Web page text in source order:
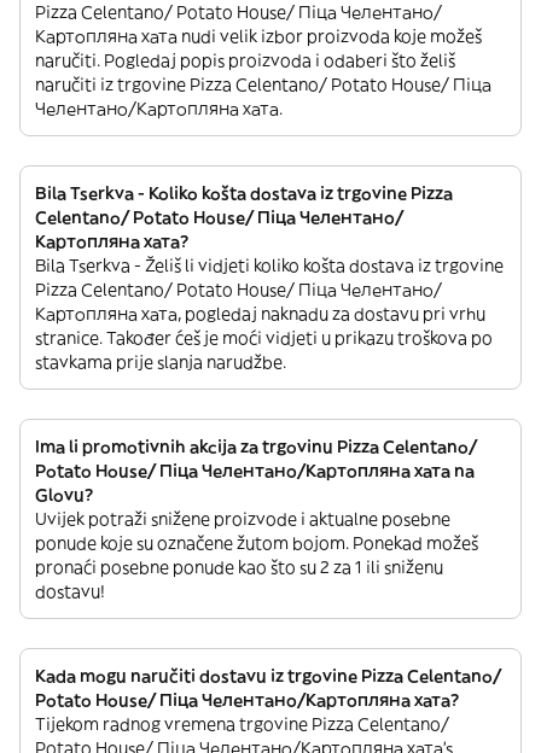
Pizza Celentano/ Potato House/ Піца Челентано/
Картопляна хата nudi velik izbor proizvoda koje možeš
naručiti. Pogledaj popis proizvoda i odaberi što želiš
naručiti iz trgovine Pizza Celentano/ Potato House/ Піца
Челентано/Картопляна хата.
Bila Tserkva - Koliko košta dostava iz trgovine Pizza
Celentano/ Potato House/ Піца Челентано/
Картопляна хата?
Bila Tserkva - Želiš li vidjeti koliko košta dostava iz trgovine
Pizza Celentano/ Potato House/ Піца Челентано/
Картопляна хата, pogledaj naknadu za dostavu pri vrhu
stranice. Također ćeš je moći vidjeti u prikazu troškova po
stavkama prije slanja narudžbe.
Ima li promotivnih akcija za trgovinu Pizza Celentano/
Potato House/ Піца Челентано/Картопляна хата na
Glovu?
Uvijek potraži snižene proizvode i aktualne posebne
ponude koje su označene žutom bojom. Ponekad možeš
pronaći posebne ponude kao što su 2 za 1 ili sniženu
dostavu!
Kada mogu naručiti dostavu iz trgovine Pizza Celentano/
Potato House/ Піца Челентано/Картопляна хата?
Tijekom radnog vremena trgovine Pizza Celentano/
Potato House/ Піца Челентано/Картопляна хата’s